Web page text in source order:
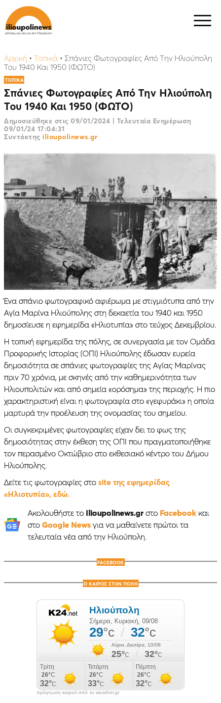
Αρχική • Τοπικά • Σπάνιες Φωτογραφίες Από Την Ηλιούπολη
Του 1940 Και 1950 (ΦΩΤΟ)
ΤΟΠΙΚΑ
Σπάνιες Φωτογραφίες Από Την Ηλιούπολη
Του 1940 Και 1950 (ΦΩΤΟ)
Δημοσιεύθηκε στις 09/01/2024 | Τελευταία Ενημέρωση
09/01/24 17:04:31
Συντάκτης ilioupolinews.gr
Ένα σπάνιο φωτογραφικό αφιέρωμα με στιγμιότυπα από την
Αγία Μαρίνα Ηλιούπολης στη δεκαετία του 1940 και 1950
δημοσίευσε η εφημερίδα «Ηλιοτυπία» στο τεύχος Δεκεμβρίου.
Η τοπική εφημερίδα της πόλης, σε συνεργασία με τον Ομάδα
Προφορικής Ιστορίας (ΟΠΙ) Ηλιούπολης έδωσαν ευρεία
δημοσιότητα σε σπάνιες φωτογραφίες της Αγίας Μαρίνας
πριν 70 χρόνια, με σκηνές από την καθημερινότητα των
Ηλιουπολιτών και από σημεία «ορόσημα» της περιοχής. Η πιο
χαρακτηριστική είναι η φωτογραφία στο «γεφυράκι» η οποία
μαρτυρά την προέλευση της ονομασίας του σημείου.
Oι συγκεκριμένες φωτογραφίες είχαν δει το φως της
δημοσιότητας στην έκθεση της ΟΠΙ που πραγματοποιήθηκε
τον περασμένο Οκτώβριο στο εκθεσιακό κέντρο του Δήμου
Ηλιούπολης.
Δείτε τις φωτογραφίες στο site της εφημερίδας
«Ηλιοτυπία», εδώ.
Ακολουθήστε το Ilioupolinews.grστο Facebookκαι
στο Google Newsγια να μαθαίνετε πρώτοι τα
τελευταία νέα από την Ηλιούπολη.
FACEBOOK
Ο ΚΑΙΡΟΣ ΣΤΗΝ ΠΟΛΗ
πρόγνωση καιρού από το weather.gr